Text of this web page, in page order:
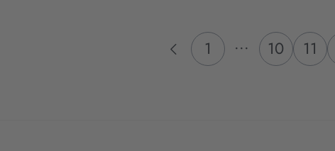
1 ... 10 11